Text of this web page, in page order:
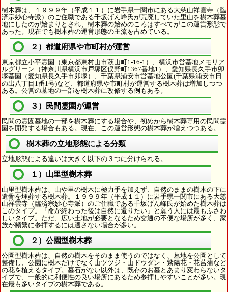
樹木葬は、１９９９年（平成１１）に岩手県一関市にある大慈山祥雲寺（臨
済宗妙心寺派）のご住職である千坂げん峰氏が荒廃していた里山を樹木葬墓
地にしたのが始まりとされ、樹木葬の始めのころはすべてがこの運営形態で
あった。現在でも樹木葬の運営形態の主流を占めている。
２）都道府県や市町村が運営
東京都立小平霊園（東京都東村山市萩山町1-16-1）、横浜市営墓地メモリア
ルグリーン（神奈川県横浜市戸塚区俣野町1367番地1）、愛知県長久手市卯
塚墓園（愛知県長久手市卯塚）、千葉県浦安市営墓地公園(千葉県浦安市日
の出八丁目1番1号)など、都道府県や市町村が運営する樹木葬は増加しつつ
ある。公営の墓地の一部を樹木葬に改修する例もある。
３）民間霊園が運営
民間の霊園墓地の一部を樹木葬にする場合や、初めから樹木葬専用の民間霊
園を開発する場合もある。現在、この運営形態の樹木葬が増えつつある。
樹木葬の立地形態による分類
立地形態による違いは大きく以下の３つに分けられる。
１）山里型樹木葬
山里型樹木葬は、山や里の樹木に極力手を加えず、自然のままの樹木の下に
遺骨を埋葬する樹木葬。１９９９年（平成１１）に岩手県一関市にある大慈
山祥雲寺（臨済宗妙心寺派）のご住職である千坂げん峰氏が始めた樹木葬は
このタイプ。「命が終わった後は自然に還りたい」と願う人には最もふさわ
しいタイプ。ただ、広い土地が必要となるため交通の不便な場所が多く、家
族が頻繁に参拝するには適さない場合が多い。
２）公園型樹木葬
公園型樹木葬は、自然の樹木をそのまま使うのではなく、墓地を公園として
整備し、公園に樹木だけでなく山ツツジ・山ドウダン・紫陽花・花菖蒲など
の花を植えるタイプ。墓石がない以外は、既存のお墓とあまり変わらないタ
イプで、一般的に利便性の良い場所にあるため参拝しやすいことが多い。現
在最も多いタイプの樹木葬である。